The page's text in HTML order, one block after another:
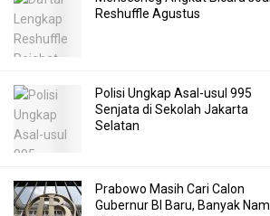
Reshuffle Agustus
Polisi Ungkap Asal-usul 995
Senjata di Sekolah Jakarta
Selatan
Prabowo Masih Cari Calon
Gubernur BI Baru, Banyak